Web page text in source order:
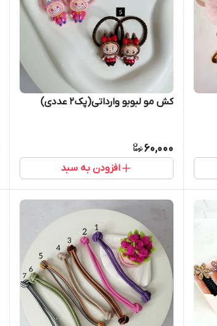
کش مو لبوبو وارداتی(پک2 عددی)
60,000
افزودن به سبد